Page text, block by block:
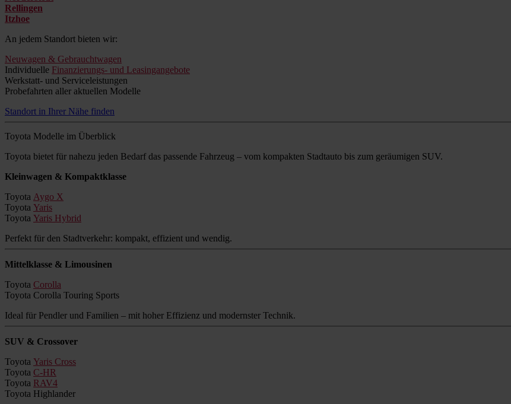
Rellingen
Itzhoe
An jedem Standort bieten wir:
Neuwagen & Gebrauchtwagen
Individuelle Finanzierungs- und Leasingangebote
Werkstatt- und Serviceleistungen
Probefahrten aller aktuellen Modelle
Standort in Ihrer Nähe finden
Toyota Modelle im Überblick
Toyota bietet für nahezu jeden Bedarf das passende Fahrzeug – vom kompakten Stadtauto bis zum geräumigen SUV.
Kleinwagen & Kompaktklasse
Toyota Aygo X
Toyota Yaris
Toyota Yaris Hybrid
Perfekt für den Stadtverkehr: kompakt, effizient und wendig.
Mittelklasse & Limousinen
Toyota Corolla
Toyota Corolla Touring Sports
Ideal für Pendler und Familien – mit hoher Effizienz und modernster Technik.
SUV & Crossover
Toyota Yaris Cross
Toyota C-HR
Toyota RAV4
Toyota Highlander